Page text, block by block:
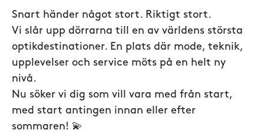
Snart händer något stort. Riktigt stort.
Vi slår upp dörrarna till en av världens största
optikdestinationer. En plats där mode, teknik,
upplevelser och service möts på en helt ny
nivå.
Nu söker vi dig som vill vara med från start,
med start antingen innan eller efter
sommaren! 💫